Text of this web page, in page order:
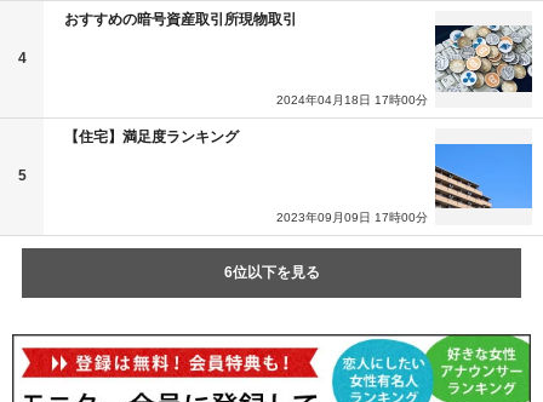
4
おすすめの暗号資産取引所現物取引
2024年04月18日 17時00分
5
【住宅】満足度ランキング
2023年09月09日 17時00分
6位以下を見る